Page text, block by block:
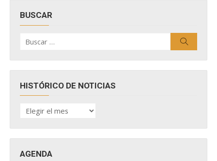
BUSCAR
por:
HISTÓRICO DE NOTICIAS
HISTÓRICO
DE
AGENDA